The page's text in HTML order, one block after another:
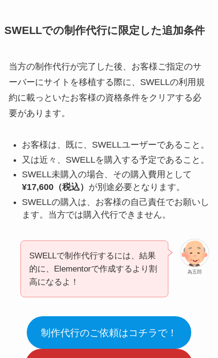
SWELLでの制作代行に限定した追加条件
当方の制作代行が完了した後、お客様ご指定のサ
ーバーにサイトを移植する際に、SWELLの利用規
約に載っといたお客様の資格条件をクリアする必
要があります。
お客様は、既に、SWELLユーザーであること。
又は近々、SWELLを購入する予定であること。
SWELL未購入の場合、その購入費用として
¥17,600（税込） が別途必要となります。
SWELLの購入は、お客様の自己責任でお願いし
ます。当方では購入代行できません。
為五郎
SWELLで制作代行するには、結果
的に、Elementorで作成するより割
高になるよ！
制作代行のご依頼はコチラで！